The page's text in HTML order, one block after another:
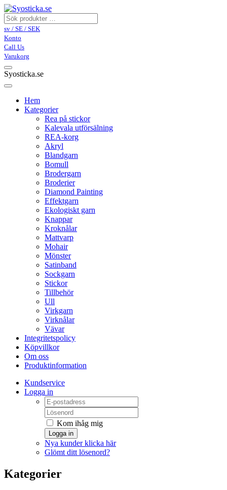
sv / SE / SEK
Konto
Call Us
Varukorg
Syosticka.se
Hem
Kategorier
Rea på stickor
Kalevala utförsälning
REA-korg
Akryl
Blandgarn
Bomull
Brodergarn
Broderier
Diamond Painting
Effektgarn
Ekologiskt garn
Knappar
Kroknålar
Mattvarp
Mohair
Mönster
Satinband
Sockgarn
Stickor
Tillbehör
Ull
Virkgarn
Virknålar
Vävar
Integritetspolicy
Köpvillkor
Om oss
Produktinformation
Kundservice
Logga in
Kom ihåg mig
Logga in
Nya kunder klicka här
Glömt ditt lösenord?
Kategorier